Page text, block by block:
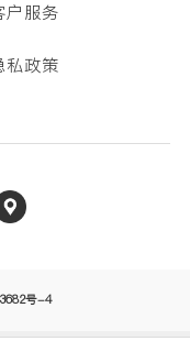
户服务
私政策
号-4